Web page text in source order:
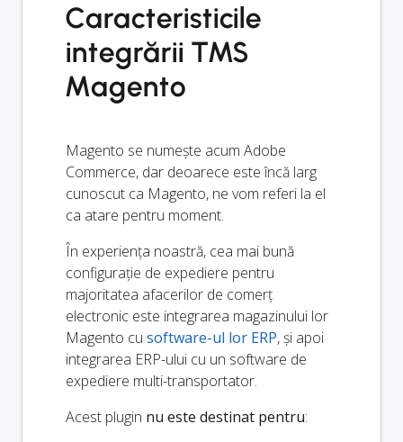
Caracteristicile
integrării TMS
Magento
Magento se numește acum Adobe
Commerce, dar deoarece este încă larg
cunoscut ca Magento, ne vom referi la el
ca atare pentru moment.
În experiența noastră, cea mai bună
configurație de expediere pentru
majoritatea afacerilor de comerț
electronic este integrarea magazinului lor
Magento cu software-ul lor ERP, și apoi
integrarea ERP-ului cu un software de
expediere multi-transportator.
Acest plugin nu este destinat pentru: